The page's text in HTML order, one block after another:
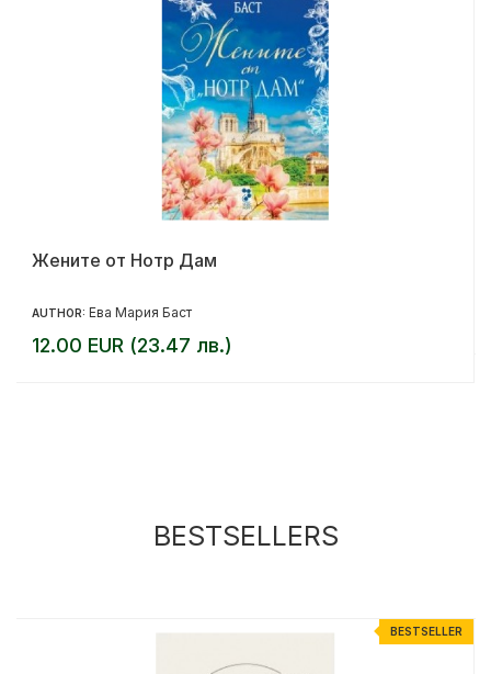
Жените от Нотр Дам
AUTHOR: Ева Мария Баст
12.00 EUR (23.47 лв.)
BESTSELLERS
BESTSELLER